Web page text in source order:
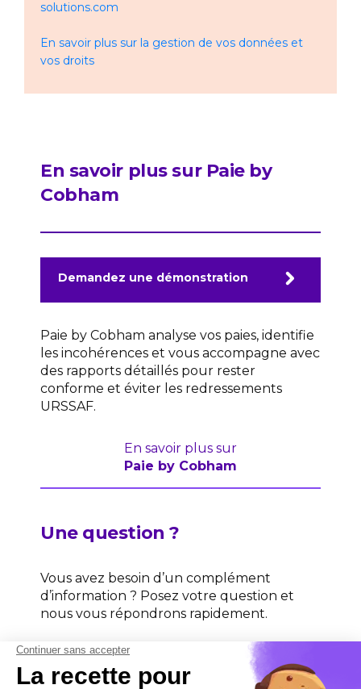
solutions.com
En savoir plus sur la gestion de vos données et
vos droits
En savoir plus sur Paie by
Cobham
Demandez une démonstration
Paie by Cobham analyse vos paies, identifie
les incohérences et vous accompagne avec
des rapports détaillés pour rester
conforme et éviter les redressements
URSSAF.
En savoir plus sur
Paie by Cobham
Une question ?
Vous avez besoin d’un complément
d’information ? Posez votre question et
nous vous répondrons rapidement.
Contactez-nous